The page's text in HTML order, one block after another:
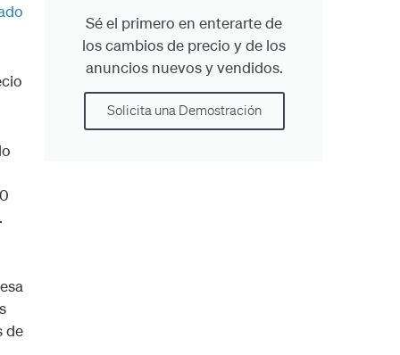
de
Sé el primero en enterarte de
los cambios de precio y de los
anuncios nuevos y vendidos.
Solicita una Demostración